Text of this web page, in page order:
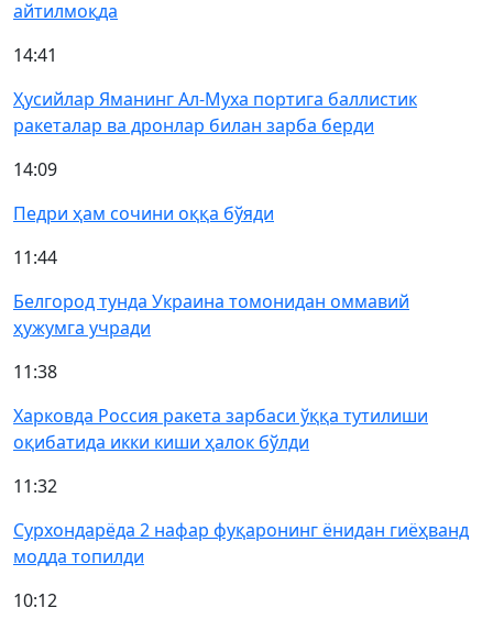
айтилмоқда
14:41
Ҳусийлар Яманинг Ал-Муха портига баллистик
ракеталар ва дронлар билан зарба берди
14:09
Педри ҳам сочини оққа бўяди
11:44
Белгород тунда Украина томонидан оммавий
ҳужумга учради
11:38
Харковда Россия ракета зарбаси ўққа тутилиши
оқибатида икки киши ҳалок бўлди
11:32
Сурхондарёда 2 нафар фуқаронинг ёнидан гиёҳванд
модда топилди
10:12